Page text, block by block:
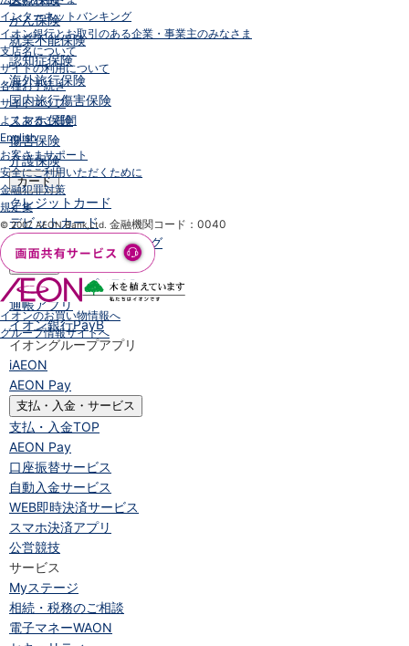
がん保険
就業不能保険
認知症保険
海外旅行保険
国内旅行傷害保険
スマホ保険
傷害保険
介護保険
カード
クレジットカード
デビットカード
インターネットバンキング
アプリ
イオン銀行アプリTOP
通帳アプリ
イオン銀行PayB
イオングループアプリ
iAEON
AEON Pay
支払・入金・サービス
支払・入金TOP
AEON Pay
口座振替サービス
自動入金サービス
WEB即時決済サービス
スマホ決済アプリ
公営競技
サービス
Myステージ
相続・税務のご相談
電子マネーWAON
インターネットバンキング
イオン銀行とお取引のある企業・事業主のみなさま
支店名について
サイトの利用について
各種お手続き
サイトマップ
よくあるご質問
English
お客さまサポート
安全にご利用いただくために
金融犯罪対策
規定集
© 2007 AEON Bank,Ltd. 金融機関コード：0040
イオンのお買い物情報へ
グループ情報サイトへ